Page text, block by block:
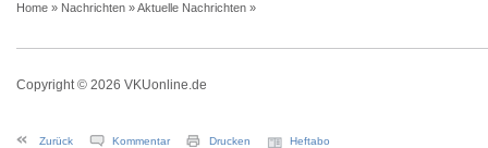
Home » Nachrichten » Aktuelle Nachrichten »
Copyright © 2026 VKUonline.de
Zurück Kommentar Drucken Heftabo